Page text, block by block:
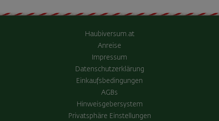
Haubiversum.at
Anreise
Impressum
Datenschutzerklärung
Einkaufsbedingungen
AGBs
Hinweisgebersystem
Privatsphäre Einstellungen